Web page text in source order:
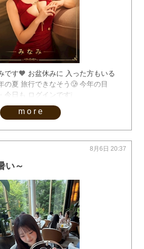
です🧡 お盆休みに 入った方もいる
の夏 旅行できなそう🥲 今年の目
日も ログインです❕
more
い～
8月6日 20:37